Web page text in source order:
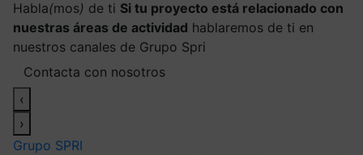
Habla(mos) de ti Si tu proyecto está relacionado con
nuestras áreas de actividad hablaremos de ti en
nuestros canales de Grupo Spri
Contacta con nosotros
‹
›
Grupo SPRI